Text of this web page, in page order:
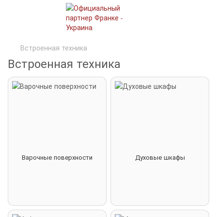
Встроенная техника
Встроенная техника
Варочные поверхности Духовые шкафы